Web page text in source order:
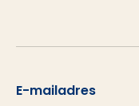
E-mailadres